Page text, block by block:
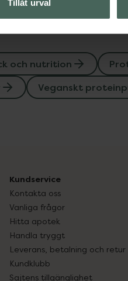
Tillåt urval
och nutrition
Veganskt
Kundservice
Kontakta oss
Vanliga frågor
Hitta apotek
Handla tryggt
Leverans, betalning och retur
Kundklubb
Sajtens tillgänglighet